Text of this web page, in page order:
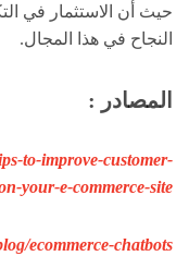
حيث أن الاستثمار في
النجاح في هذا المجال.
المصادر :
to-improve-customer-
your-e-commerce-site/
ecommerce-chatbots/